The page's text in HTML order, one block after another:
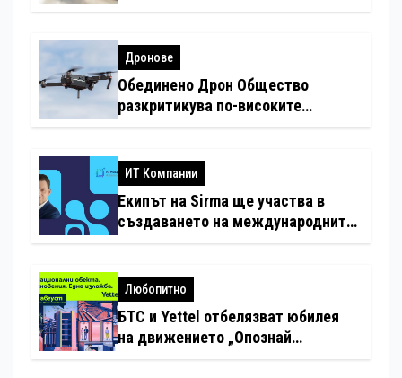
Дронове
Обединено Дрон Общество
разкритикува по-високите
ИТ Компании
Екипът на Sirma ще участва в
създаването на международните
хотелиерството
Любопитно
БТС и Yettel отбелязват юбилея
на движението „Опознай